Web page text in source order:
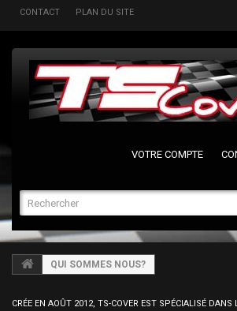
CONTACT PLAN DU SITE
VOTRE COMPTE
QUI SOMMES NOUS?
CRÉE EN AOÛT 2012, TS-COVER EST SPÉCIALISÉ DANS